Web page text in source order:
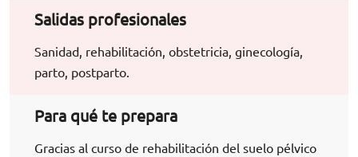
Salidas profesionales
Sanidad, rehabilitación, obstetricia, ginecología,
parto, postparto.
Para qué te prepara
Gracias al curso de rehabilitación del suelo pélvico